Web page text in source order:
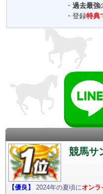
・ 過去最強
・登録特典
競馬サ
【優良】 2024年の夏頃にオンラ